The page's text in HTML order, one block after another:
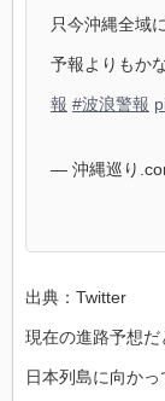
只今沖縄全域
予報よりもか
報 #波浪警報
— 沖縄巡り
出典：Twitter
現在の進路予想だ
日本列島に向かっ